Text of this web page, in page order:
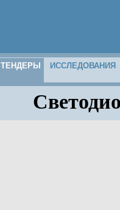
ТЕНДЕРЫ ИССЛЕДОВАНИЯ